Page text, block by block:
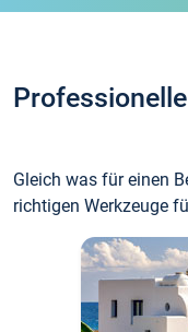
Gleich was für einen
richtigen Werkzeuge